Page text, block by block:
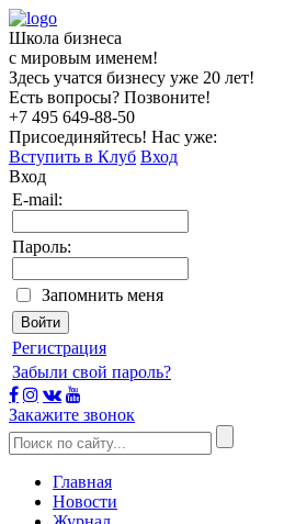
Школа бизнеса
с мировым именем!
Здесь учатся бизнесу уже 20 лет!
Есть вопросы? Позвоните!
+7 495 649-88-50
Присоединяйтесь! Нас уже:
Вступить в Клуб Вход
Вход
E-mail:
Пароль:
Запомнить меня
Регистрация
Забыли свой пароль?
Закажите звонок
Главная
Новости